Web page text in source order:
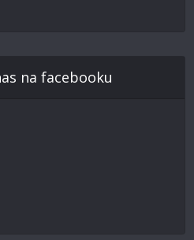
na facebooku